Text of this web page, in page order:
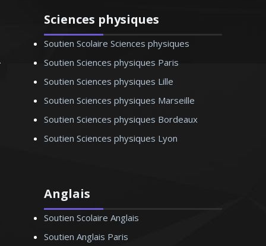
de travail qui lui sera la mieux adaptée
Monsieur Y. Thierry – Professeur de
biologie (SVT) – Lyon
Sciences physiques
Soutien Scolaire Sciences physiques
Soutien Sciences physiques Paris
Soutien Sciences physiques Lille
Soutien Sciences physiques Marseille
Soutien Sciences physiques Bordeaux
Soutien Sciences physiques Lyon
Anglais
Soutien Scolaire Anglais
Soutien Anglais Paris